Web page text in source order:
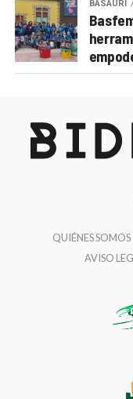
BASAURI
QUIÉNES SOMOS
AVISO